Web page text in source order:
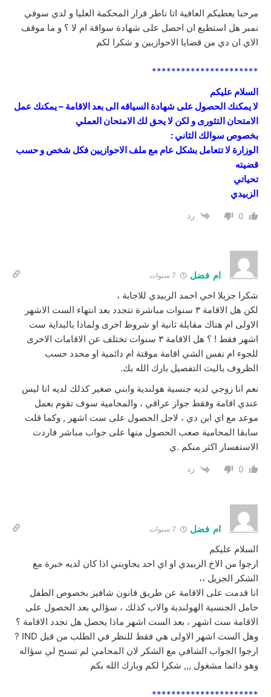
مرحبا يعطيكم العافية اتا ناطر قرار المحكمة العليا و لدي سوفي
نمبر هل استطيع ان احصل على شهادة سواقة ام لا ؟ و ما موقف
الاي ان دي من قضايا الاحوازيين و شكرا لكم
**********************
السلام عليكم
لا يمكنك الحصول على شهادة السياقه الى بعد الاقامة – يمكنك عمل
الامتحان التئورى و لكن لا يحق لك الامتحان العملي
بخصوص سوالك الثاني :
الوزارة لا تتعامل بشكل عام مع ملف الاحوازيين فكل شخص و حسب
قضيته
تحياتي
الزبيدي
0 رد
ام فضل
شكرا جزيلا اخي احمد الزبيدي للاجابة ،
لكن هل الاقامة ٣ سنوات مباشرة تتجدد بعد انتهاء الست الاشهر
الاولى ام هناك مقابلة ثانية او شروط اخرى ولماذا بالبداية ست
اشهر فقط ! ؟ هل الاقامة ٣ سنوات تختلف عن الاقامات الاخرى
للجوء ام نفس الشي اقامة موقتة ام دائمية او محدد حسب
الظروف ياليت التفصيل بارك الله بك.
نعم انا زوجي لديه جنسية هولندية وابني صغير كذلك لديه انا ليس
عندي اقامة وفقط جواز عراقي ، والمحامية سوف تقوم بعمل
موعد مع اي اين دي ، لاجل الحصول على ست اشهر , وكما قلت
سابقا المحامية صعب الحصول منها على جواب مباشر فاردت
الاستفسار اكثر منكم .ي
0 رد
ام فضل
السلام عليكم
ارجوا من الاخ الزبيدي او اي احد يجاوبني اذا كان لديه خبرة مع
الشكر الجزيل ،،
انا قدمت على الاقامة عن طريق قانون شافيز بخصوص الطفل
حامل الجنسية الهولندية والاب كذلك ، سؤالي بعد الحصول على
الاقامة ست اشهر ، بعد الست اشهر ماذا يحصل هل تجدد الاقامة ؟
وهل الست اشهر الاولى هي فقط للنظر في الطلب من قبل IND ?
ارجوا الجواب الشافي مع الشكر لان المحامي لم تسنح لي سؤاله
وهو دائما مشغول ,,, شكرا لكم وبارك الله بكم
**********************